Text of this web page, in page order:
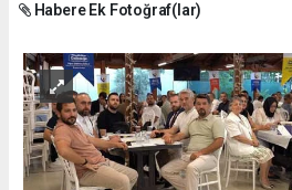
Habere Ek Fotoğraf(lar)